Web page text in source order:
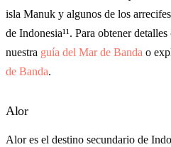
isla Manuk y algunos de los
de Indonesia¹¹. Para obtener
nuestra guía del Mar de Banda o
de Banda.
Alor
Alor es el destino secundario de